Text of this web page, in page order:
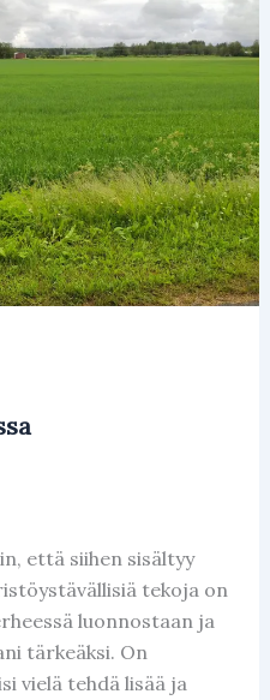
että siihen sisältyy
tekoja on
luonnostaan ja
tärkeäksi. On
vielä tehdä lisää ja